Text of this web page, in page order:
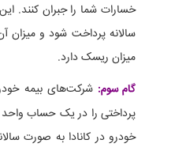
خسارات شما را جبران کنند.
سالانه پرداخت شود و
میزان ریسک دارد.
گام سوم: شرکت‌های بیمه
پرداختی را در یک حساب واحد
خودرو در کانادا به صورت